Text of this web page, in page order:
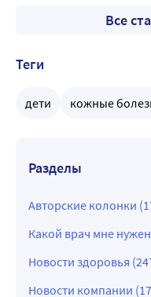
Все
Теги
дети кожные
Разделы
Авторские колонки
Какой врач мне
Новости здоровья
Новости компании